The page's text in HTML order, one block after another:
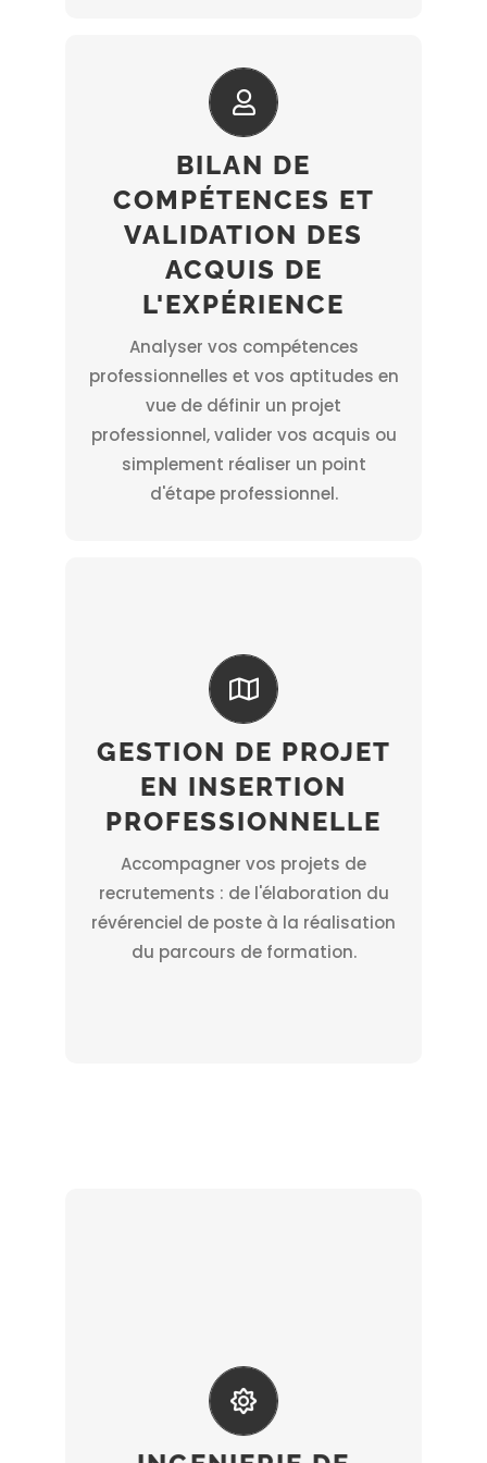
BILAN DE
COMPÉTENCES ET
VALIDATION DES
ACQUIS DE
L'EXPÉRIENCE
Analyser vos compétences
professionnelles et vos aptitudes en
vue de définir un projet
professionnel, valider vos acquis ou
simplement réaliser un point
d'étape professionnel.
Le bilan de compétences permet de
guider une réflexion sur votre
parcours professionnel, vos
compétences , vos aspirations et
vos contraintes personnelles afin
d’aboutir à la construction d’un
projet réaliste et réalisable.
La validation des acquis (VAE) vous
permet d’obtenir totalement ou
une certification.
contactez-nous !
GESTION DE PROJET
EN INSERTION
PROFESSIONNELLE
Accompagner vos projets de
recrutements : de l'élaboration du
révérenciel de poste à la réalisation
du parcours de formation.
RH et avec l’appui de nos
partenaires institutionnels – Pôle
Emploi, Région, missions locales –
nous concevons, planifions et
qualifiants alternant périodes de
formation et d’application en
entreprise.
Notre démarche vous garantit
l’intégration durable de
collaborateurs qualifiés !
processus efficient de gestion de
vos actions de formation : aide à
l’élaboration de cahiers des
charges, construction des outils de